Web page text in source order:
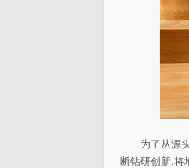
为了从源
断钻研创新,将